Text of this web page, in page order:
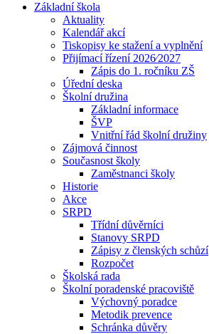
Základní škola
Aktuality
Kalendář akcí
Tiskopisy ke stažení a vyplnění
Přijímací řízení 2026⁄2027
Zápis do 1. ročníku ZŠ
Úřední deska
Školní družina
Základní informace
ŠVP
Vnitřní řád školní družiny
Zájmová činnost
Současnost školy
Zaměstnanci školy
Historie
Akce
SRPD
Třídní důvěrníci
Stanovy SRPD
Zápisy z členských schůzí
Rozpočet
Školská rada
Školní poradenské pracoviště
Výchovný poradce
Metodik prevence
Schránka důvěry